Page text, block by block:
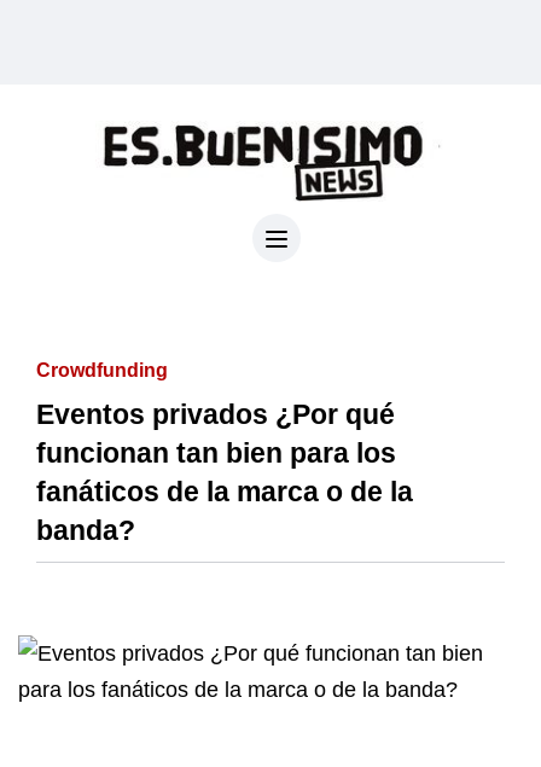
Crowdfunding
Eventos privados ¿Por qué
funcionan tan bien para los
fanáticos de la marca o de la
banda?